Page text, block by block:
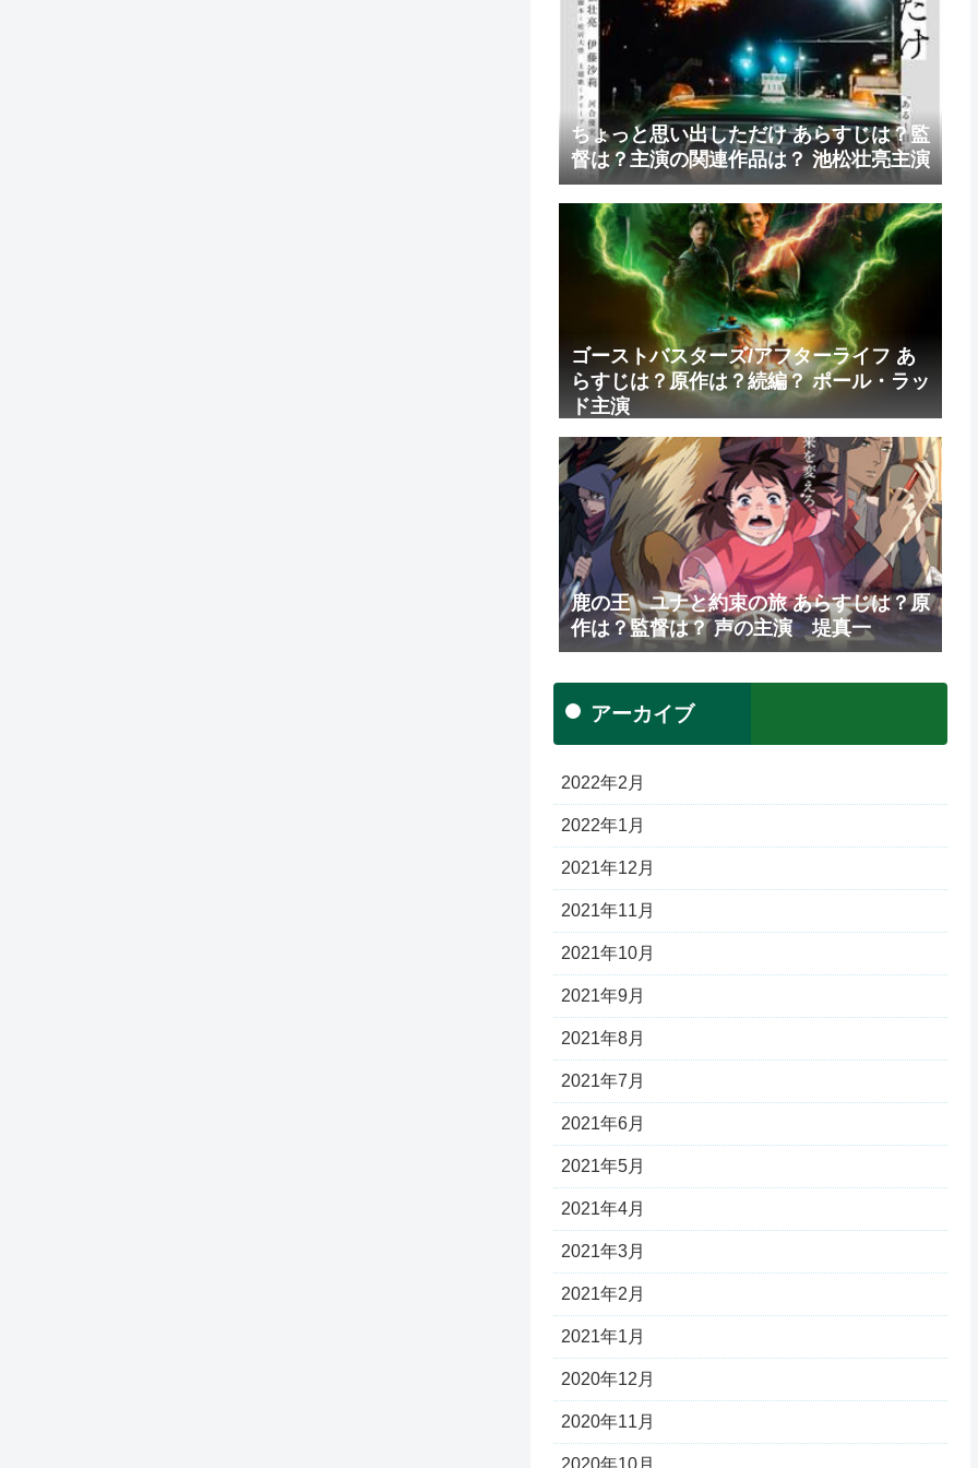
ちょっと思い出しただけ あらすじは？監
督は？主演の関連作品は？ 池松壮亮主演
ゴーストバスターズ/アフターライフ あ
らすじは？原作は？続編？ ポール・ラッ
ド主演
鹿の王 ユナと約束の旅 あらすじは？原
作は？監督は？ 声の主演 堤真一
アーカイブ
2022年2月
2022年1月
2021年12月
2021年11月
2021年10月
2021年9月
2021年8月
2021年7月
2021年6月
2021年5月
2021年4月
2021年3月
2021年2月
2021年1月
2020年12月
2020年11月
2020年10月